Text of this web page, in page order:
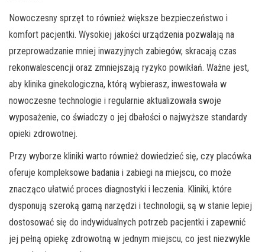
Nowoczesny sprzęt to również większe bezpieczeństwo i
komfort pacjentki. Wysokiej jakości urządzenia pozwalają na
przeprowadzanie mniej inwazyjnych zabiegów, skracają czas
rekonwalescencji oraz zmniejszają ryzyko powikłań. Ważne jest,
aby klinika ginekologiczna, którą wybierasz, inwestowała w
nowoczesne technologie i regularnie aktualizowała swoje
wyposażenie, co świadczy o jej dbałości o najwyższe standardy
opieki zdrowotnej.
Przy wyborze kliniki warto również dowiedzieć się, czy placówka
oferuje kompleksowe badania i zabiegi na miejscu, co może
znacząco ułatwić proces diagnostyki i leczenia. Kliniki, które
dysponują szeroką gamą narzędzi i technologii, są w stanie lepiej
dostosować się do indywidualnych potrzeb pacjentki i zapewnić
jej pełną opiekę zdrowotną w jednym miejscu, co jest niezwykle